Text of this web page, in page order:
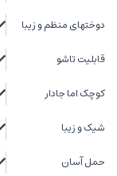
دوختهای منظم و زیبا
قابلیت تاشو
کوچک اما جادار
شیک و زیبا
حمل آسان